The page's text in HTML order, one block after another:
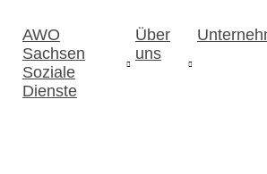
AWO
Sachsen
Soziale
Dienste
Über
uns